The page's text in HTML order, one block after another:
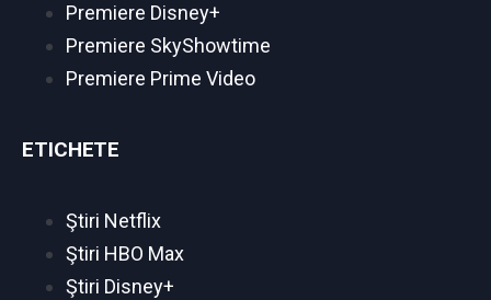
Premiere Disney+
Premiere SkyShowtime
Premiere Prime Video
ETICHETE
Ştiri Netflix
Ştiri HBO Max
Ştiri Disney+